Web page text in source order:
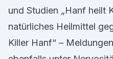
und Studien „Hanf heilt
natürliches Heilmittel
Killer Hanf“ –